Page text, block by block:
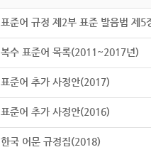
표준어 규정 제2부 표준 발음법 제5
복수 표준어 목록(2011~2017년)
표준어 추가 사정안(2017)
표준어 추가 사정안(2016)
한국 어문 규정집(2018)